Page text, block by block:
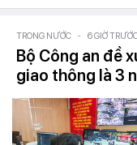
TRONG NƯỚC - 6 GIỜ
Bộ Công an đề
giao thông là 3